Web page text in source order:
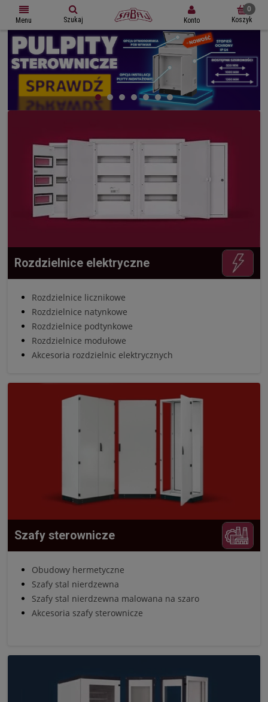
Menu Szukaj Konto Koszyk
Rozdzielnice elektryczne
Rozdzielnice licznikowe
Rozdzielnice natynkowe
Rozdzielnice podtynkowe
Rozdzielnice modułowe
Akcesoria rozdzielnic elektrycznych
Szafy sterownicze
Obudowy hermetyczne
Szafy stal nierdzewna
Szafy stal nierdzewna malowana na szaro
Akcesoria szafy sterownicze